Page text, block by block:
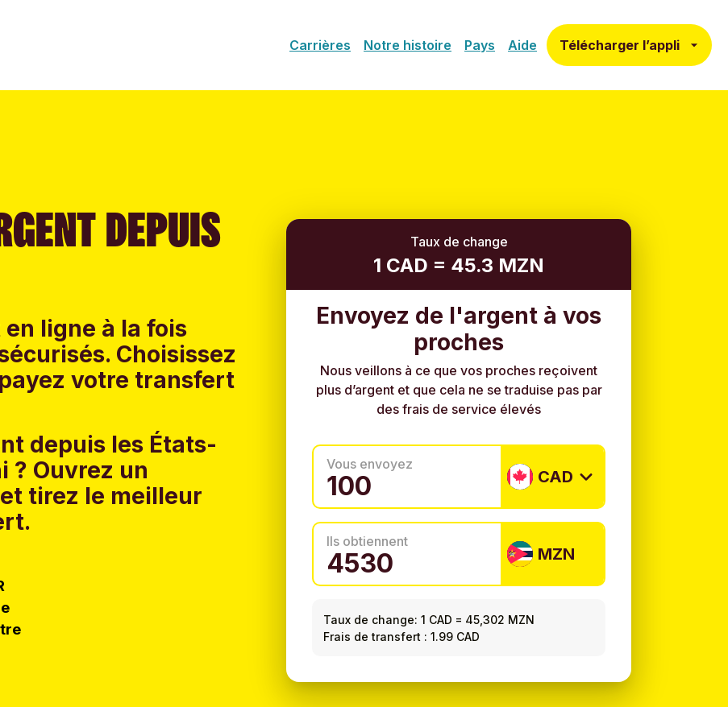
Carrières Notre histoire Pays Aide Télécharger l’appli
DEPUIS
ligne à la fois
Choisissez
votre transfert
depuis les États-
? Ouvrez un
et tirez le meilleur
Taux de change
1 CAD = 45.3 MZN
Envoyez de l'argent à vos
proches
Nous veillons à ce que vos proches reçoivent
plus d’argent et que cela ne se traduise pas par
des frais de service élevés
Vous envoyez
CAD
Ils obtiennent
MZN
Taux de change: 1 CAD = 45,302 MZN
Frais de transfert : 1.99 CAD